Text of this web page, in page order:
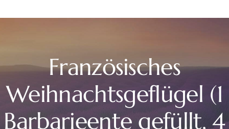
Französisches
Weihnachtsgeflügel (1
Barbarieente gefüllt, 4